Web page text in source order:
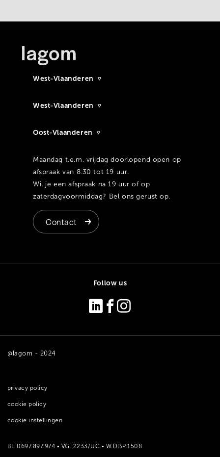
West-Vlaanderen
West-Vlaanderen
Oost-Vlaanderen
Maandag t.e.m. vrijdag doorlopend open op
afspraak van 8.30 tot 19 uur.
Wil je een afspraak na 19 uur of op
zaterdagvoormiddag? Bel ons gerust op.
Contact
Follow us
@lagom - 2024
privacy policy
cookie policy
cookie instellingen
BE 0697.897.974 • VG. 2233/UC • W.DISP.1508